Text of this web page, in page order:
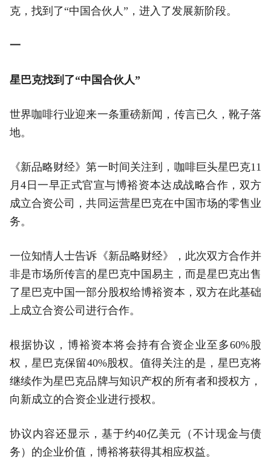
克，找到了“中国合伙人”，进入了发展新阶段。
一
星巴克找到了“中国合伙人”
世界咖啡行业迎来一条重磅新闻，传言已久，靴子落
地。
《新品略财经》第一时间关注到，咖啡巨头星巴克11
月4日一早正式官宣与博裕资本达成战略合作，双方
成立合资公司，共同运营星巴克在中国市场的零售业
务。
一位知情人士告诉《新品略财经》，此次双方合作并
非是市场所传言的星巴克中国易主，而是星巴克出售
了星巴克中国一部分股权给博裕资本，双方在此基础
上成立合资公司进行合作。
根据协议，博裕资本将会持有合资企业至多60%股
权，星巴克保留40%股权。值得关注的是，星巴克将
继续作为星巴克品牌与知识产权的所有者和授权方，
向新成立的合资企业进行授权。
协议内容还显示，基于约40亿美元（不计现金与债
务）的企业价值，博裕将获得其相应权益。